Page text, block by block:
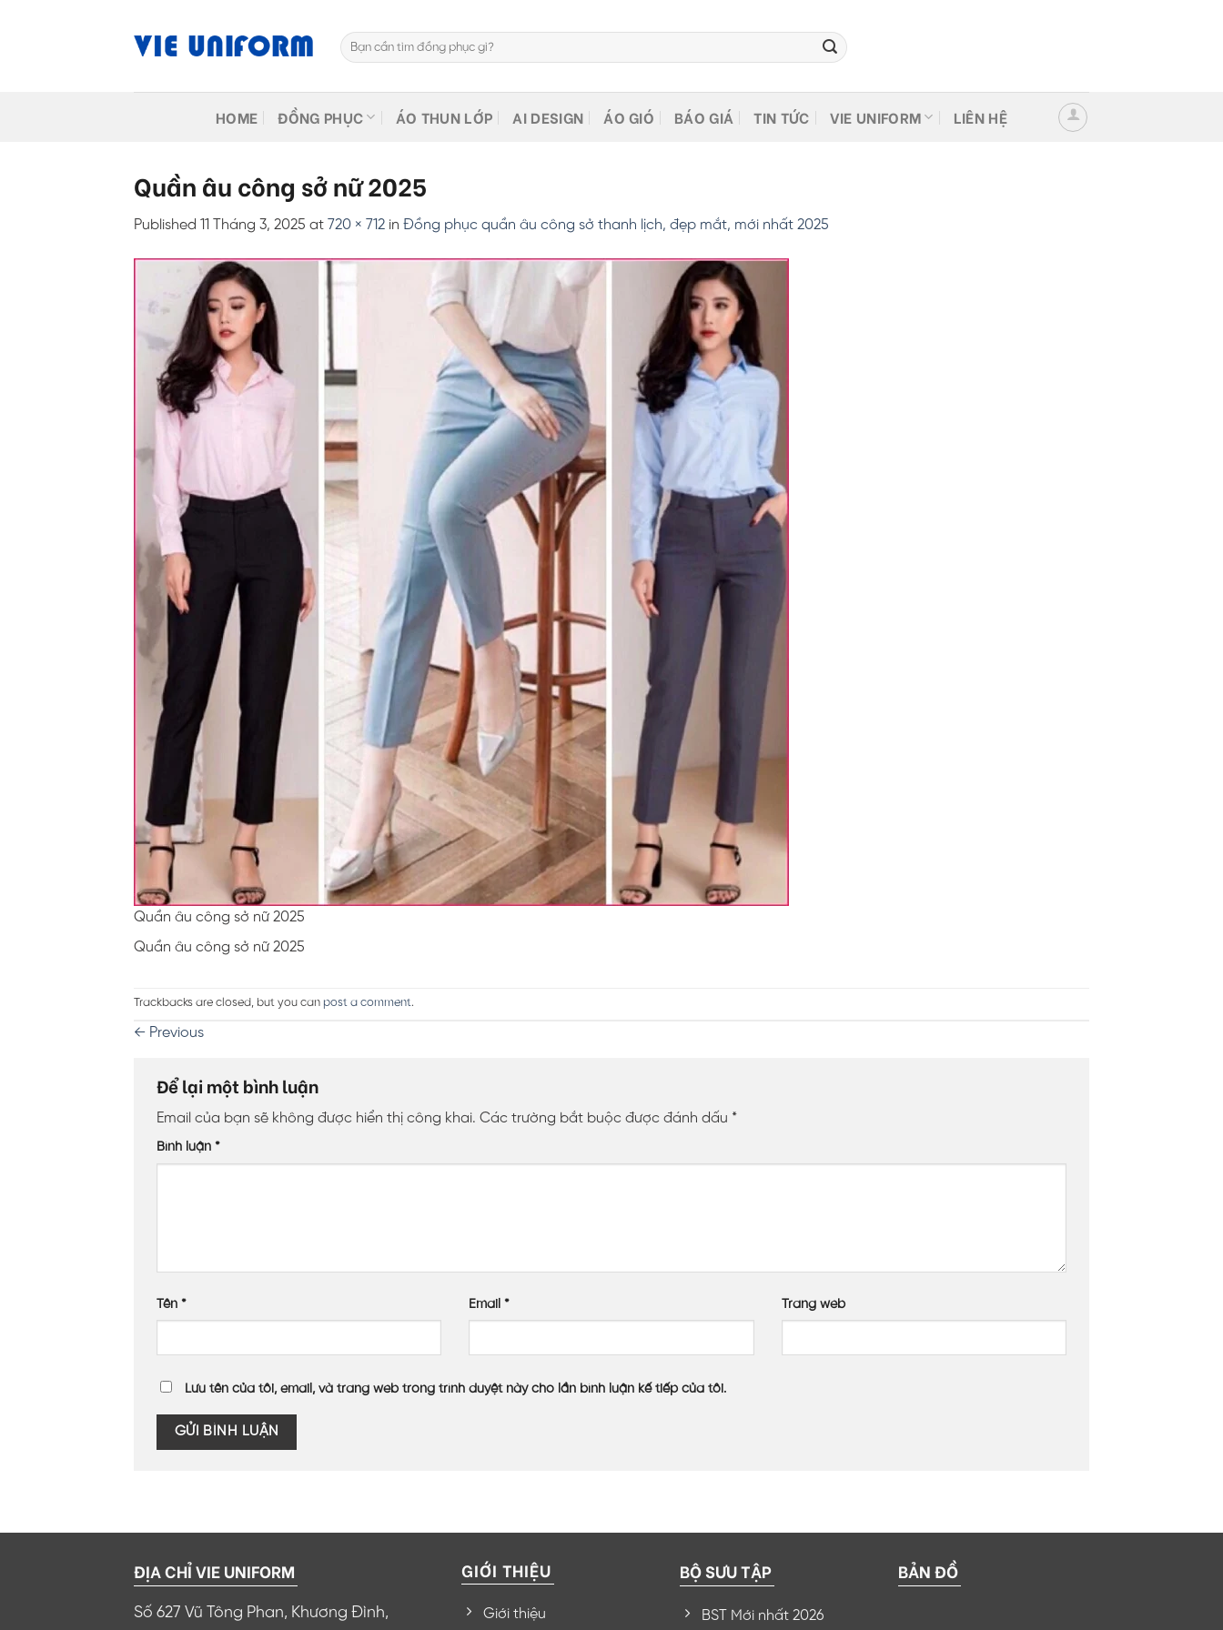
Tìm
kiếm:
HOME ĐỒNG PHỤC ÁO THUN LỚP AI DESIGN ÁO GIÓ BÁO GIÁ TIN TỨC VIE UNIFORM LIÊN HỆ
Quần âu công sở nữ 2025
Published 11 Tháng 3, 2025 at 720 × 712 in Đồng phục quần âu công sở thanh lịch, đẹp mắt, mới nhất 2025
Quần âu công sở nữ 2025
Quần âu công sở nữ 2025
Trackbacks are closed, but you can post a comment.
← Previous
Để lại một bình luận
Email của bạn sẽ không được hiển thị công khai. Các trường bắt buộc được đánh dấu *
Bình luận *
Tên * Email* Trang web
Lưu tên của tôi, email, và trang web trong trình duyệt này cho lần bình luận kế tiếp của tôi.
ĐỊA CHỈ VIE UNIFORM
Số 627 Vũ Tông Phan, Khương Đình,
GIỚI THIỆU
Giới thiệu
BỘ SƯU TẬP
BST Mới nhất 2026
BẢN ĐỒ